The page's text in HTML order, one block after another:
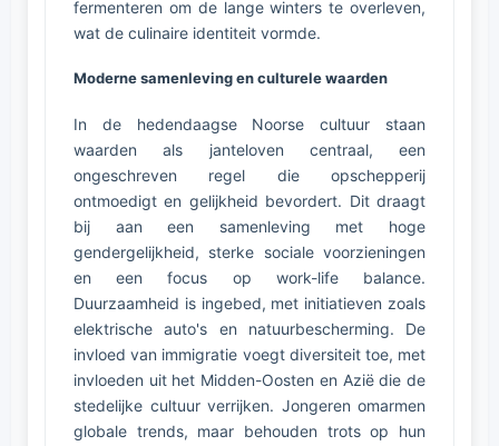
fermenteren om de lange winters te overleven,
wat de culinaire identiteit vormde.
Moderne samenleving en culturele waarden
In de hedendaagse Noorse cultuur staan
waarden als janteloven centraal, een
ongeschreven regel die opschepperij
ontmoedigt en gelijkheid bevordert. Dit draagt
bij aan een samenleving met hoge
gendergelijkheid, sterke sociale voorzieningen
en een focus op work-life balance.
Duurzaamheid is ingebed, met initiatieven zoals
elektrische auto's en natuurbescherming. De
invloed van immigratie voegt diversiteit toe, met
invloeden uit het Midden-Oosten en Azië die de
stedelijke cultuur verrijken. Jongeren omarmen
globale trends, maar behouden trots op hun